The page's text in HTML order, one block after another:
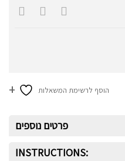
הוסף לרשימת המשאלות
פרטים נוספים
INSTRUCTIONS: